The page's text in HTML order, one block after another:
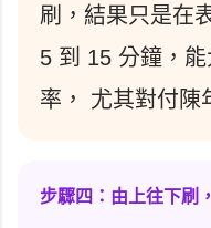
刷，結果只是在
5 到 15 分鐘，
率， 尤其對付陳
步驟四：由上往下刷